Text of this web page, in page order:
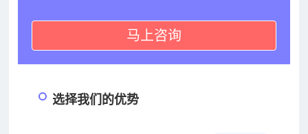
马上咨询
选择我们的优势